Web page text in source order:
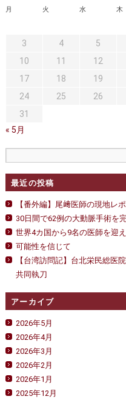
医師募集情報
アーカイブ
月 火 水 木
3
4 5
10
11 12
17
18 19
24
25 26
31
« 5月
最近の投稿
【番外編】尾﨑医師の現地レ
30日間で62例の大動脈手術を
世界4カ国から9名の医師を迎
可能性を信じて
【台湾訪問記】台北栄民総医
共同執刀
アーカイブ
2026年5月
2026年4月
2026年3月
2026年2月
2026年1月
2025年12月